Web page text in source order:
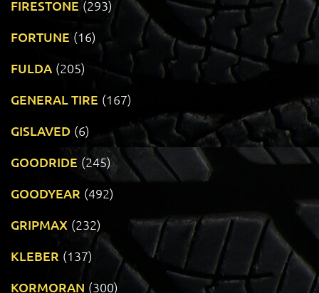
FIRESTONE (293)
FORTUNE (16)
FULDA (205)
GENERAL TIRE (167)
GISLAVED (6)
GOODRIDE (245)
GOODYEAR (492)
GRIPMAX (232)
KLEBER (137)
KORMORAN (300)